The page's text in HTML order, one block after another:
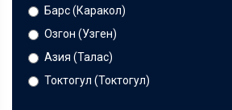
Барс (Каракол)
Озгон (Узген)
Азия (Талас)
Токтогул (Токтогул)